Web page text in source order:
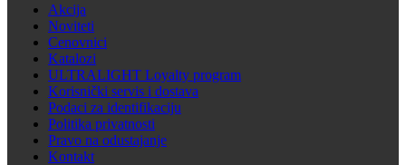
Akcija
Noviteti
Cenovnici
Katalozi
ULTRALIGHT Loyalty program
Korisnički servis i dostava
Podaci za identifikaciju
Politika privatnosti
Pravo na odustajanje
Kontakt